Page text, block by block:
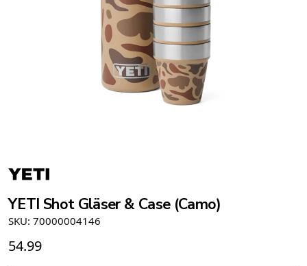
YETI Shot Gläser & Case (Camo)
SKU: 70000004146
54.99